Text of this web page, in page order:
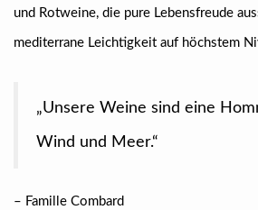
und Rotweine, die pure Lebensfreude
mediterrane Leichtigkeit auf höchstem
„Unsere Weine sind eine
Wind und Meer.“
– Famille Combard